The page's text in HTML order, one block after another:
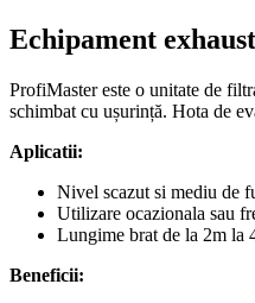
Echipament
ProfiMaster este o unitate de
schimbat cu ușurință. Hota de
Aplicatii:
Nivel scazut si mediu de
Utilizare ocazionala sau
Lungime brat de la 2m la
Beneficii: